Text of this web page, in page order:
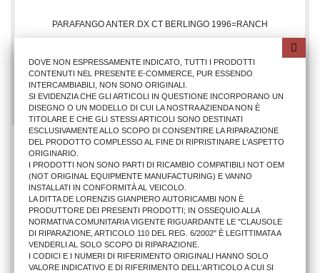
PARAFANGO ANTER.DX CT BERLINGO 1996=RANCH
69,54 €
AGGIUNGI AL CARRELLO
DOVE NON ESPRESSAMENTE INDICATO, TUTTI I PRODOTTI
CONTENUTI NEL PRESENTE E-COMMERCE, PUR ESSENDO
INTERCAMBIABILI, NON SONO ORIGINALI.
SI EVIDENZIA CHE GLI ARTICOLI IN QUESTIONE INCORPORANO UN
DISEGNO O UN MODELLO DI CUI LA NOSTRA AZIENDA NON È
TITOLARE E CHE GLI STESSI ARTICOLI SONO DESTINATI
ESCLUSIVAMENTE ALLO SCOPO DI CONSENTIRE LA RIPARAZIONE
DEL PRODOTTO COMPLESSO AL FINE DI RIPRISTINARE L'ASPETTO
ORIGINARIO.
I PRODOTTI NON SONO PARTI DI RICAMBIO COMPATIBILI NOT OEM
(NOT ORIGINAL EQUIPMENTE MANUFACTURING) E VANNO
INSTALLATI IN CONFORMITÀ AL VEICOLO.
LA DITTA DE LORENZIS GIANPIERO AUTORICAMBI NON È
PRODUTTORE DEI PRESENTI PRODOTTI; IN OSSEQUIO ALLA
NORMATIVA COMUNITARIA VIGENTE RIGUARDANTE LE "CLAUSOLE
DI RIPARAZIONE, ARTICOLO 110 DEL REG. 6/2002" È LEGITTIMATA A
VENDERLI AL SOLO SCOPO DI RIPARAZIONE.
I CODICI E I NUMERI DI RIFERIMENTO ORIGINALI HANNO SOLO
VALORE INDICATIVO E DI RIFERIMENTO DELL'ARTICOLO A CUI SI